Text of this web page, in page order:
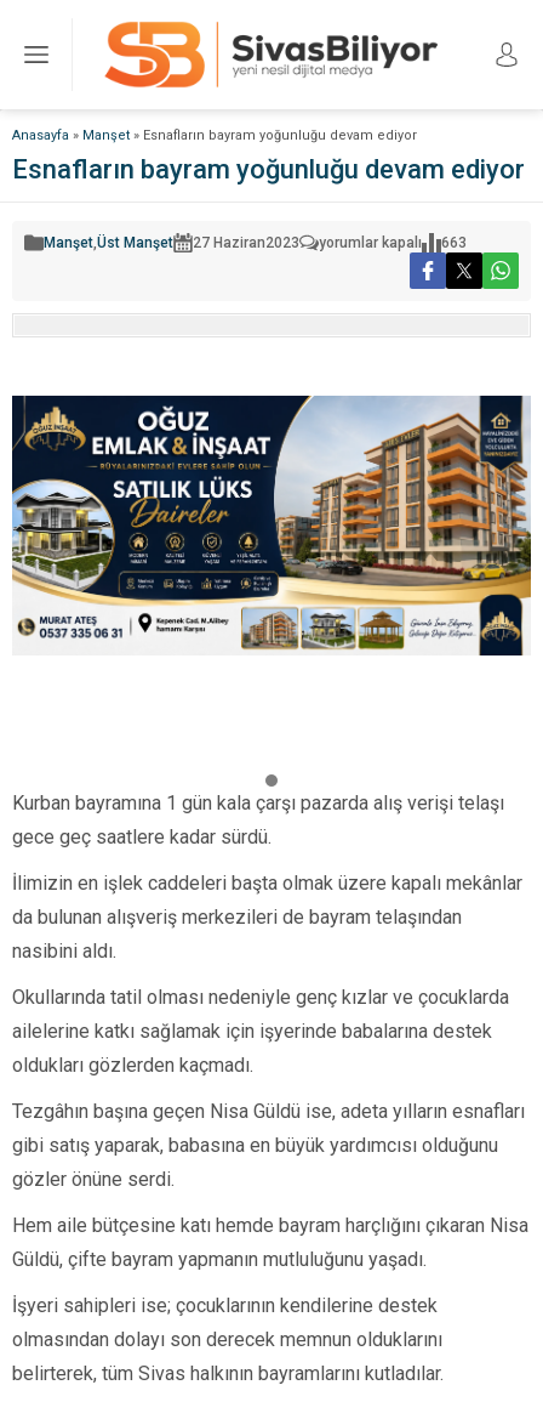
Anasayfa » Manşet » Esnafların bayram yoğunluğu devam ediyor
Esnafların bayram yoğunluğu devam ediyor
Manşet,Üst Manşet 27 Haziran2023
Esnafların
ediyor
yorumlar kapalı 663
Kurban bayramına 1 gün kala çarşı pazarda alış verişi telaşı
gece geç saatlere kadar sürdü.
İlimizin en işlek caddeleri başta olmak üzere kapalı mekânlar
da bulunan alışveriş merkezileri de bayram telaşından
nasibini aldı.
Okullarında tatil olması nedeniyle genç kızlar ve çocuklarda
ailelerine katkı sağlamak için işyerinde babalarına destek
oldukları gözlerden kaçmadı.
Tezgâhın başına geçen Nisa Güldü ise, adeta yılların esnafları
gibi satış yaparak, babasına en büyük yardımcısı olduğunu
gözler önüne serdi.
Hem aile bütçesine katı hemde bayram harçlığını çıkaran Nisa
Güldü, çifte bayram yapmanın mutluluğunu yaşadı.
İşyeri sahipleri ise; çocuklarının kendilerine destek
olmasından dolayı son derecek memnun olduklarını
belirterek, tüm Sivas halkının bayramlarını kutladılar.